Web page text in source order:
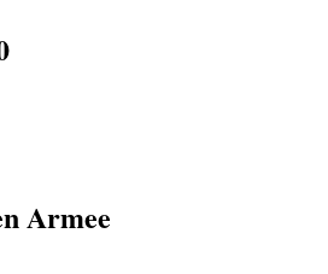
Armee